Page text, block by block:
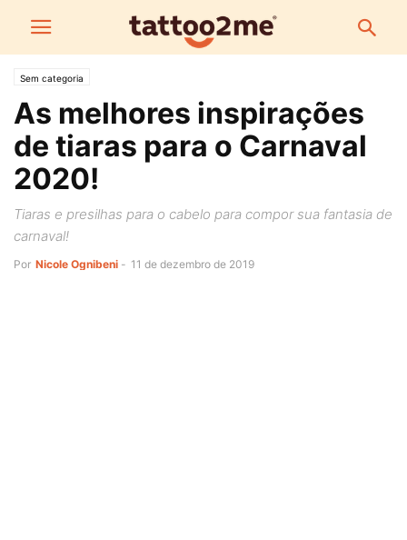
Sem categoria
As melhores inspirações
de tiaras para o Carnaval
2020!
Tiaras e presilhas para o cabelo para compor sua fantasia de
carnaval!
Por Nicole Ognibeni - 11 de dezembro de 2019